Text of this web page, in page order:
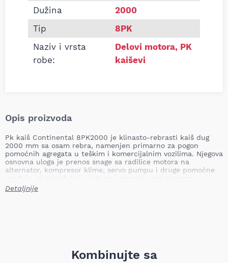
Dužina
2000
Tip
8PK
Naziv i vrsta
robe:
Delovi motora, PK
kaiševi
Opis proizvoda
Pk kaiš Continental 8PK2000 je klinasto-rebrasti kaiš dug
2000 mm sa osam rebra, namenjen primarno za pogon
pomoćnih agregata u teškim i komercijalnim vozilima. Njegova
osnovna uloga je prenos snage sa radilice motora na
alternator, kompresor klime, servo pumpu i druge pomoćne
Nepravovremena zamena pk/klinastog kaiša može dovesti do
proklizavanja, smanjenog punjenja akumulatora, pregrevanja
Težina: 0,26 kg (navedeno u dokumentaciji)
Težina (TecDoc): 0,267 kg
Detaljnije
Kombinujte sa